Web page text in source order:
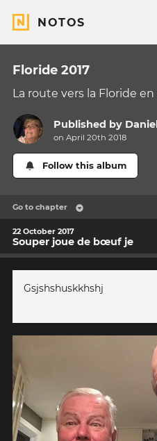
NOTOS
Floride 2017
La route vers la Floride
Published by
on April 20th 2018
Follow this album
Go to chapter
22 October 2017
Souper joue de bœuf je
Gsjshshuskkhshj